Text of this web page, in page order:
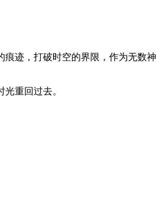
痕迹，打破时空的界限，作为无数神
重回过去。